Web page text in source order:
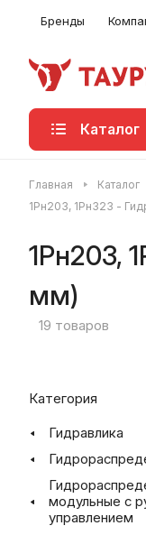
Бренды
Каталог
Главная Каталог
1Рн203, 1Рн323 -
1Рн203,
мм)
19 товаров
Категория
Гидравлика
модульные с
управлением